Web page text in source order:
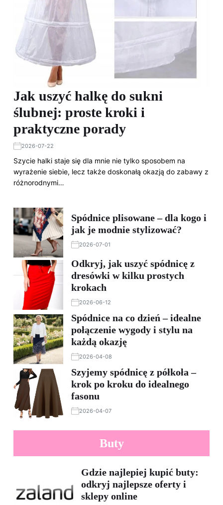
Jak uszyć halkę do sukni
ślubnej: proste kroki i
praktyczne porady
2026-07-22
Szycie halki staje się dla mnie nie tylko sposobem na
wyrażenie siebie, lecz także doskonałą okazją do zabawy z
różnorodnymi…
Spódnice plisowane – dla kogo i
jak je modnie stylizować?
2026-07-01
Odkryj, jak uszyć spódnicę z
dresówki w kilku prostych
krokach
2026-06-12
Spódnice na co dzień – idealne
połączenie wygody i stylu na
każdą okazję
2026-04-08
Szyjemy spódnicę z półkoła –
krok po kroku do idealnego
fasonu
2026-04-07
Buty
Gdzie najlepiej kupić buty:
odkryj najlepsze oferty i
sklepy online